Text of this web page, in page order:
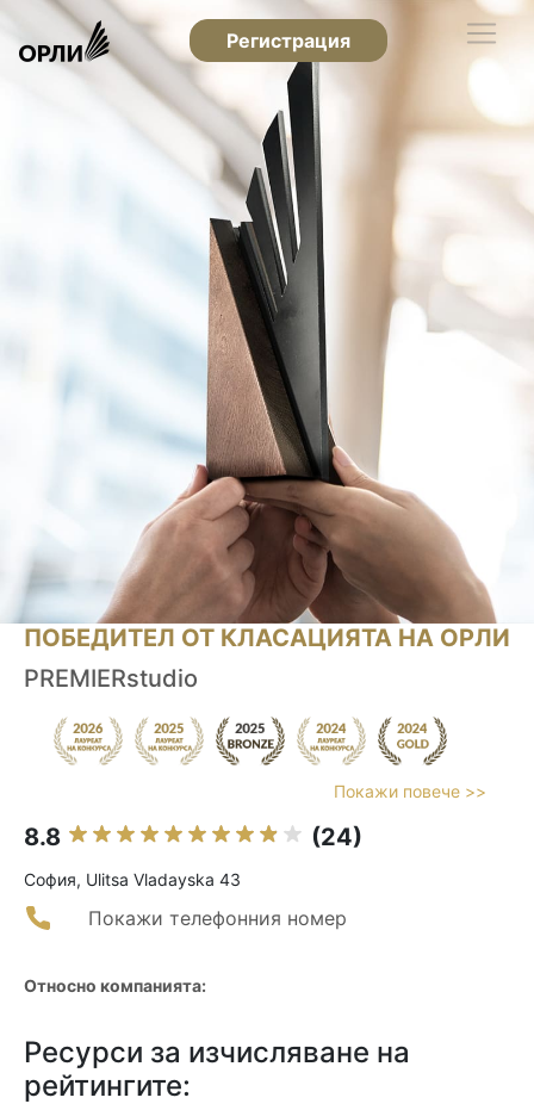
Регистрация
ПОБЕДИТЕЛ ОТ КЛАСАЦИЯТА НА ОРЛИ
PREMIERstudio
Покажи повече >>
8.8 (24)
София, Ulitsa Vladayska 43
Покажи телефонния номер
Относно компанията:
Ресурси за изчисляване на
рейтингите: